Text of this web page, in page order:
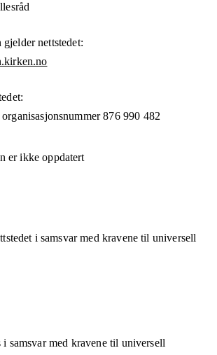
nettstedet:
organisasjonsnummer 876 990 482
er ikke oppdatert
i samsvar med kravene til universell
i samsvarmed kravene til universell